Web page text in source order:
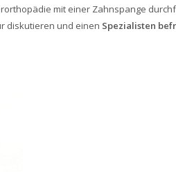
mit einer Zahnspange
diskutieren und einen Spezialisten